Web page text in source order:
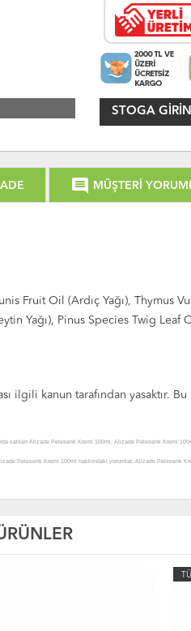
STOGA
comment MÜŞTERİ
Fruit Oil (Ardıç Yağı), Thymus
Yağı), Pinus Species Twig Leaf
ilgili kanun tarafından yasaktır.
satılan Alizade Pelesenk Kremi 100ml, Alizade Pelesenk Kremi
Pelesenk Kremi 100ml hakkındaki yorumlar, Alizade Pelesenk
Alizade Pelesenk Kremi 100ml nerelerde satılıyor, Alizade
Alizade Pelesenk Kremi 100ml ürünü faydaları ve kullanımı,
nasıl kullanılır, Alizade Pelesenk Kremi 100ml ürünü nerde,
Pelesenk Kremi 100ml haftada kaç kez kullanılır, Alizade
100ml ne için kullanılır, Alizade Pelesenk Kremi 100ml ne